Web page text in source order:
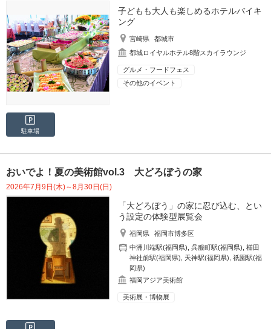
子どもも大人も楽しめるホテルバイキ
ング
宮崎県
都城市
都城ロイヤルホテル8階スカイラウンジ
グルメ・フードフェス
その他のイベント
駐車場
おいでよ！夏の美術館vol.3 大どろぼうの家
2026年7月9日(木)～8月30日(日)
「大どろぼう」の家に忍び込む、とい
う設定の体験型展覧会
福岡県
福岡市博多区
中洲川端駅(福岡県) ,呉服町駅(福岡県) ,櫛田
神社前駅(福岡県)
天神駅(福岡県) ,祇園駅(福
岡県)
福岡アジア美術館
美術展・博物展